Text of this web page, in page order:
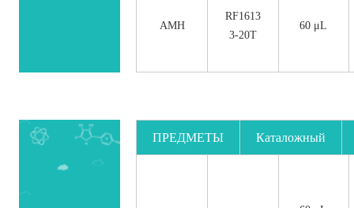
AMH
RF1613
3-20T
60 μL
ПРЕДМЕТЫ Каталожный